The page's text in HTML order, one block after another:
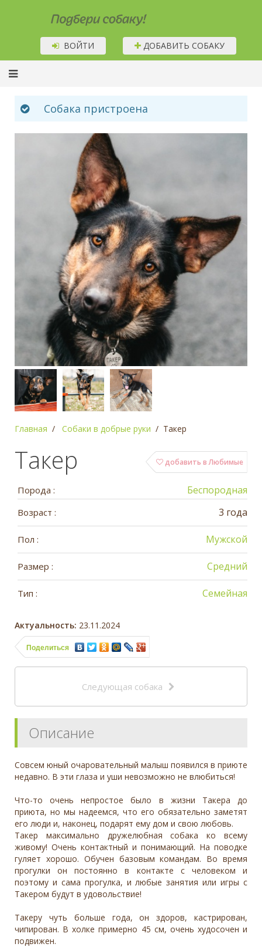
Подбери собаку!
ВОЙТИ ДОБАВИТЬ СОБАКУ
Собака пристроена
Главная Собаки в добрые руки Такер
добавить в Любимые
Такер
Порода : Беспородная
Возраст : 3 года
Пол : Мужской
Размер : Средний
Тип : Семейная
Актуальность: 23.11.2024
Поделиться
Следующая собака
Описание
Совсем юный очаровательный малыш появился в приюте
недавно. В эти глаза и уши невозможно не влюбиться!
Что-то очень непростое было в жизни Такера до
приюта, но мы надеемся, что его обязательно заметят
его люди и, наконец, подарят ему дом и свою любовь.
Такер максимально дружелюбная собака ко всему
живому! Очень контактный и понимающий. На поводке
гуляет хорошо. Обучен базовым командам. Во время
прогулки он постоянно в контакте с человеком и
поэтому и сама прогулка, и любые занятия или игры с
Такером будут в удовольствие!
Такеру чуть больше года, он здоров, кастрирован,
чипирован. В холке примерно 45 см, очень худосочен и
подвижен.